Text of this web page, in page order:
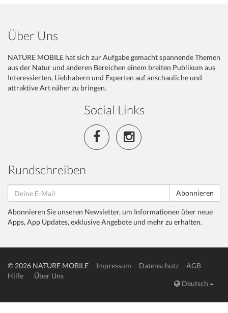
Über Uns
NATURE MOBILE hat sich zur Aufgabe gemacht spannende Themen
aus der Natur und anderen Bereichen einem breiten Publikum aus
Interessierten, Liebhabern und Experten auf anschauliche und
attraktive Art näher zu bringen.
Social Links
Rundschreiben
Abonnieren
Abonnieren Sie unseren Newsletter, um Informationen über neue
Apps, App Updates, exklusive Angebote und mehr zu erhalten.
© 2026 NATURE MOBILE Impressum Datenschutz
AGB
Hilfe
Über Uns
Deutsch